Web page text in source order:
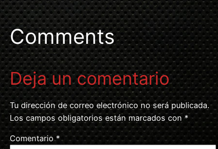
Comments
Deja un comentario
Tu dirección de correo electrónico no será publicada.
Los campos obligatorios están marcados con*
Comentario*